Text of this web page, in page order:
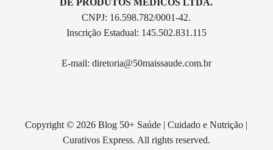
CNPJ: 16.598.782/0001-42.
Inscrição Estadual: 145.502.831.115
E-mail: diretoria@50maissaude.com.br
Copyright © 2026 Blog 50+ Saúde | Cuidado e Nutrição |
Curativos Express. All rights reserved.